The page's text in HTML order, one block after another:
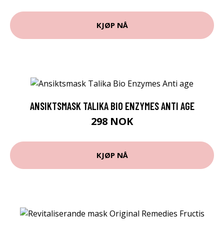
KJØP NÅ
ANSIKTSMASK TALIKA BIO ENZYMES ANTI AGE
298 NOK
KJØP NÅ